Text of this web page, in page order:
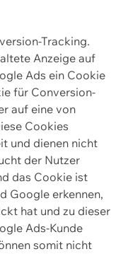
Tracking.
Anzeige auf
Ads ein Cookie
für Conversion-
auf eine von
Cookies
und dienen nicht
der Nutzer
das Cookie ist
Google erkennen,
hat und zu dieser
Ads-Kunde
somit nicht